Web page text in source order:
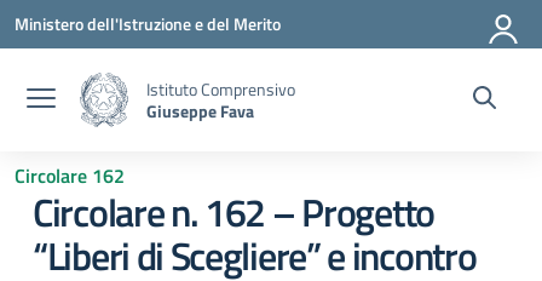
Vai ai contenuti
Vai al menu di navigazione
Vai al footer
Ministero dell'Istruzione e del Merito
Istituto Comprensivo
Giuseppe Fava
Circolare 162
Circolare n. 162 – Progetto
“Liberi di Scegliere” e incontro